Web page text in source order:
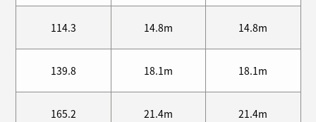
114.3 14.8m 14.8m
139.8 18.1m 18.1m
165.2 21.4m 21.4m